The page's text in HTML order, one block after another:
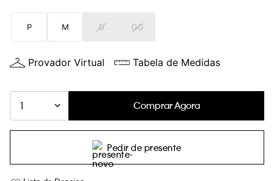
Cookies acesse o link.
P M G GG
Provador Virtual Tabela de Medidas
1 Comprar Agora
Pedir de presente